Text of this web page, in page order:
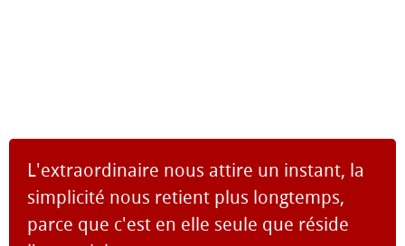
L'extraordinaire nous attire un instant, la
simplicité nous retient plus longtemps,
parce que c'est en elle seule que réside